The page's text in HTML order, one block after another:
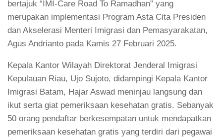
bertajuk “IMI-Care Road To Ramadhan” yang
merupakan implementasi Program Asta Cita Presiden
dan Akselerasi Menteri Imigrasi dan Pemasyarakatan,
Agus Andrianto pada Kamis 27 Februari 2025.
Kepala Kantor Wilayah Direktorat Jenderal Imigrasi
Kepulauan Riau, Ujo Sujoto, didampingi Kepala Kantor
Imigrasi Batam, Hajar Aswad meninjau langsung dan
ikut serta giat pemeriksaan kesehatan gratis. Sebanyak
50 orang pendaftar berkesempatan untuk mendapatkan
pemeriksaan kesehatan gratis yang terdiri dari pegawai